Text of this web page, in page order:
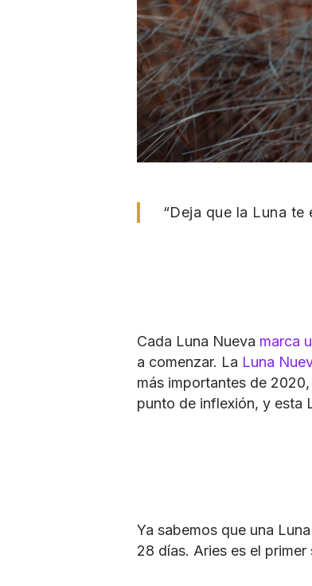
“Deja que la Luna te
Cada Luna Nueva marca
a comenzar. La Luna
más importantes de
punto de inflexión, y esta
Ya sabemos que una
28 días. Aries es el